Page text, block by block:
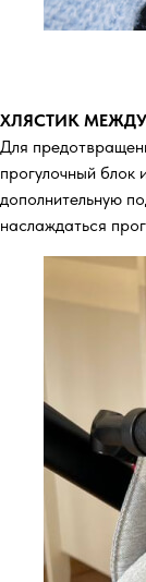
ХЛЯСТИК
Для
прогулочный блок
дополнительную
наслаждаться